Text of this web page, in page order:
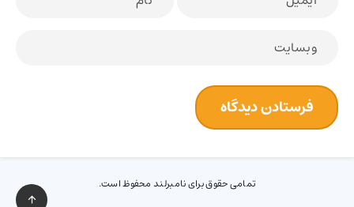
تمامی حقوق برای نامبرلند محفوظ است.